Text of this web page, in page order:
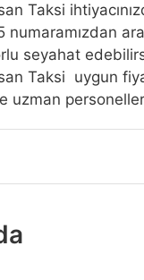
Taksi
seyahat
Taksi uygun
uzman